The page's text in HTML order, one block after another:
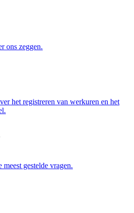
ons zeggen.
het registreren van werkuren en het
gestelde vragen.